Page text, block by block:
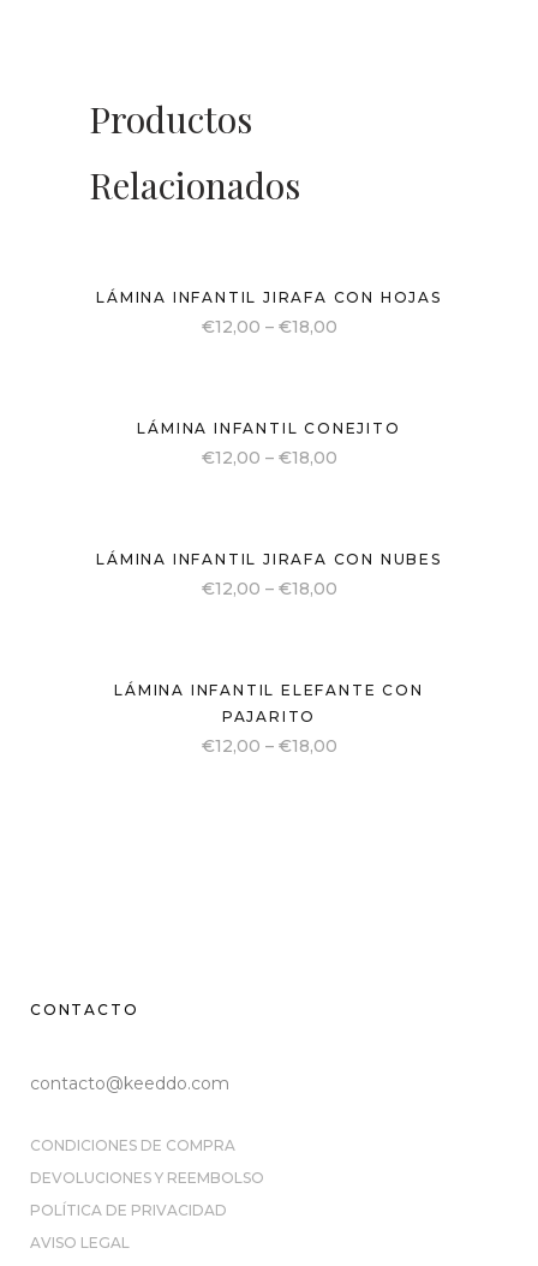
Productos
Relacionados
LÁMINA INFANTIL JIRAFA CON HOJAS
€12,00 – €18,00
LÁMINA INFANTIL CONEJITO
€12,00 – €18,00
LÁMINA INFANTIL JIRAFA CON NUBES
€12,00 – €18,00
LÁMINA INFANTIL ELEFANTE CON
PAJARITO
€12,00 – €18,00
CONTACTO
contacto@keeddo.com
CONDICIONES DE COMPRA
DEVOLUCIONES Y REEMBOLSO
POLÍTICA DE PRIVACIDAD
AVISO LEGAL